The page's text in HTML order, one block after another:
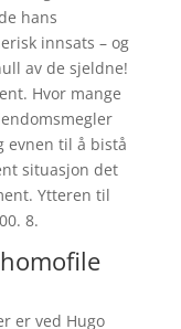
hans
innsats – og
av de sjeldne!
Hvor mange
evnen til å bistå
situasjon det
Ytteren til
8.
er ved Hugo